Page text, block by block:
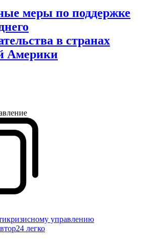
меры по поддержке
в странах
Америки
управлению